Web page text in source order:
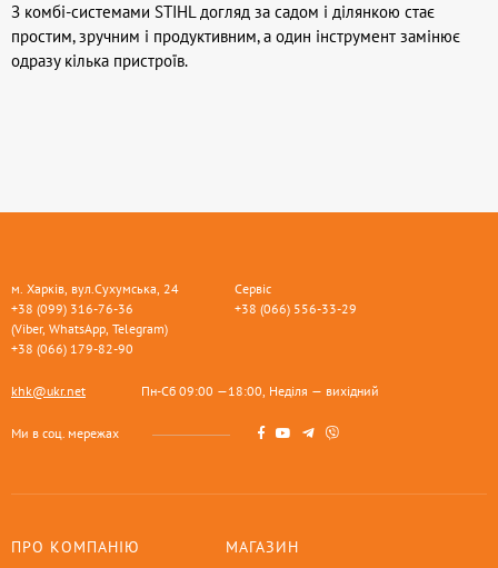
З комбі-системами STIHL догляд за садом і ділянкою стає
простим, зручним і продуктивним, а один інструмент замінює
одразу кілька пристроїв.
м. Харків, вул.Сухумська, 24
+38 (099) 316-76-36
(Viber, WhatsApp, Telegram)
+38 (066) 179-82-90
Сервіс
+38 (066) 556-33-29
khk@ukr.net Пн-Сб 09:00 —18:00, Неділя — вихідний
Ми в соц. мережах
ПРО КОМПАНІЮ МАГАЗИН